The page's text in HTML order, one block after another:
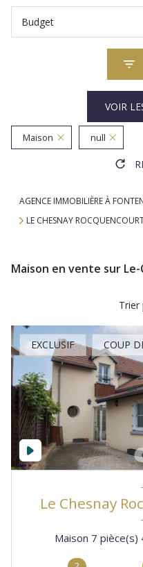
Budget
VOIR
Maison null
AGENCE IMMOBILIÈRE À
LE CHESNAY
Maison en vente sur
Trier
EXCLUSIF COUP
Le Chesnay